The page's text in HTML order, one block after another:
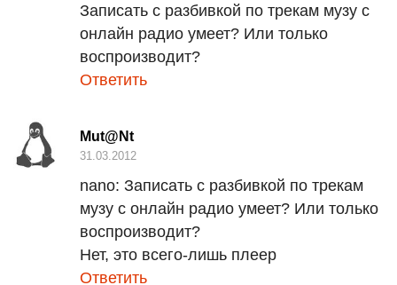
Записать с разбивкой по трекам музу с
онлайн радио умеет? Или только
воспроизводит?
Ответить
Mut@Nt
31.03.2012
nano: Записать с разбивкой по трекам
музу с онлайн радио умеет? Или только
воспроизводит?
Нет, это всего-лишь плеер
Ответить